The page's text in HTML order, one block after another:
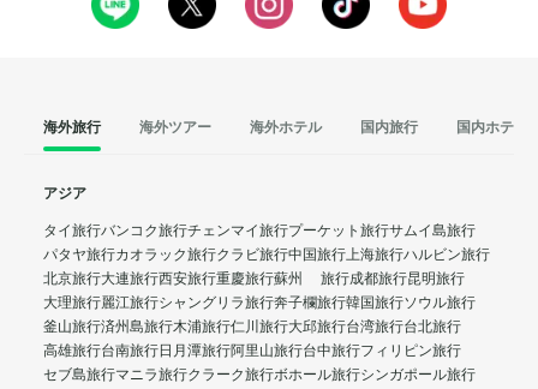
海外旅行 海外ツアー 海外ホテル 国内旅行 国内ホテル
アジア
タイ旅行バンコク旅行チェンマイ旅行プーケット旅行サムイ島旅行
パタヤ旅行カオラック旅行クラビ旅行中国旅行上海旅行ハルビン旅行
北京旅行大連旅行西安旅行重慶旅行蘇州 旅行成都旅行昆明旅行
大理旅行麗江旅行シャングリラ旅行奔子欄旅行韓国旅行ソウル旅行
釜山旅行済州島旅行木浦旅行仁川旅行大邱旅行台湾旅行台北旅行
高雄旅行台南旅行日月潭旅行阿里山旅行台中旅行フィリピン旅行
セブ島旅行マニラ旅行クラーク旅行ボホール旅行シンガポール旅行